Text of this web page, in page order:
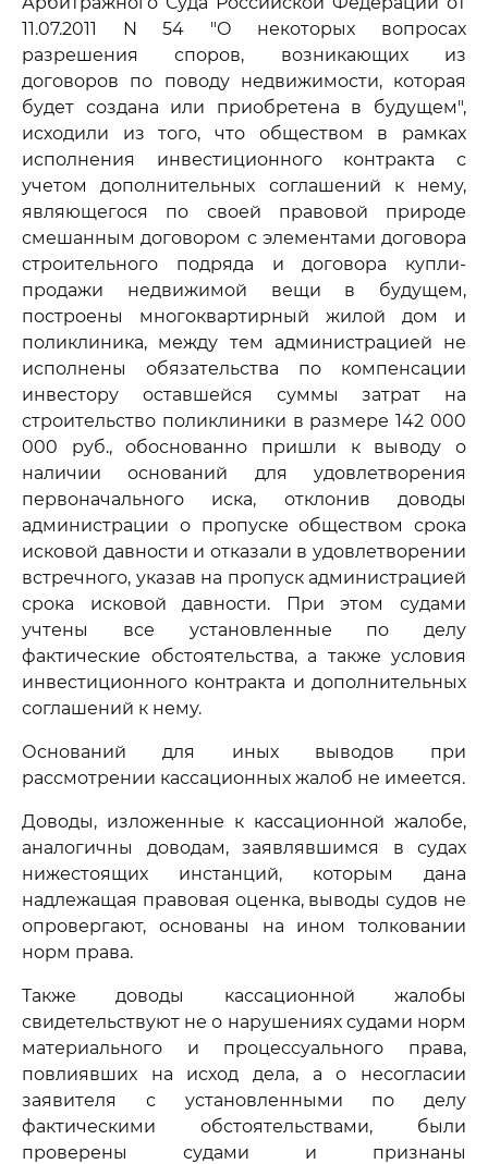
11.07.2011 N 54 "О некоторых вопросах
разрешения споров, возникающих из
договоров по поводу недвижимости, которая
будет создана или приобретена в будущем",
исходили из того, что обществом в рамках
исполнения инвестиционного контракта с
учетом дополнительных соглашений к нему,
являющегося по своей правовой природе
смешанным договором с элементами договора
строительного подряда и договора купли-
продажи недвижимой вещи в будущем,
построены многоквартирный жилой дом и
поликлиника, между тем администрацией не
исполнены обязательства по компенсации
инвестору оставшейся суммы затрат на
строительство поликлиники в размере 142 000
000 руб., обоснованно пришли к выводу о
наличии оснований для удовлетворения
первоначального иска, отклонив доводы
администрации о пропуске обществом срока
исковой давности и отказали в удовлетворении
встречного, указав на пропуск администрацией
срока исковой давности. При этом судами
учтены все установленные по делу
фактические обстоятельства, а также условия
инвестиционного контракта и дополнительных
соглашений к нему.
Оснований для иных выводов при
рассмотрении кассационных жалоб не имеется.
Доводы, изложенные к кассационной жалобе,
аналогичны доводам, заявлявшимся в судах
нижестоящих инстанций, которым дана
надлежащая правовая оценка, выводы судов не
опровергают, основаны на ином толковании
норм права.
Также доводы кассационной жалобы
свидетельствуют не о нарушениях судами норм
материального и процессуального права,
повлиявших на исход дела, а о несогласии
заявителя с установленными по делу
фактическими обстоятельствами, были
проверены судами и признаны